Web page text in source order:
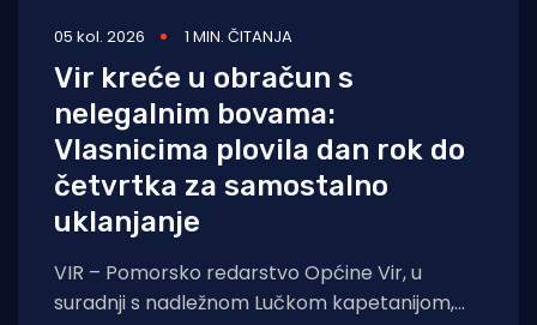
05 kol. 2026 1 MIN. ČITANJA
Vir kreće u obračun s
nelegalnim bovama:
Vlasnicima plovila dan rok do
četvrtka za samostalno
uklanjanje
VIR – Pomorsko redarstvo Općine Vir, u
suradnji s nadležnom Lučkom kapetanijom,